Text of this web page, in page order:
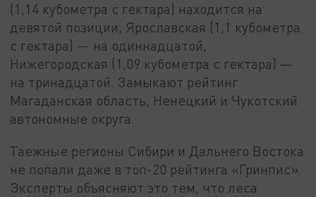
(1,14 кубометра с гектара) находится на
девятой позиции, Ярославская (1,1 кубометра
с гектара) — на одиннадцатой,
Нижегородская (1,09 кубометра с гектара) —
на тринадцатой. Замыкают рейтинг
Магаданская область, Ненецкий и Чукотский
автономные округа.
Таежные регионы Сибири и Дальнего Востока
не попали даже в топ-20 рейтинга «Гринпис».
Эксперты объясняют это тем, что леса